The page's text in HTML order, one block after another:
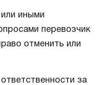
иными
перевозчик
отменить или
за